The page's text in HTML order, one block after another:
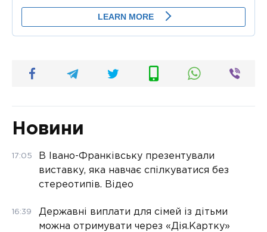
Новини
17:05
В Івано-Франківську презентували
виставку, яка навчає спілкуватися без
стереотипів. Відео
16:39
Державні виплати для сімей із дітьми
можна отримувати через «Дія.Картку»